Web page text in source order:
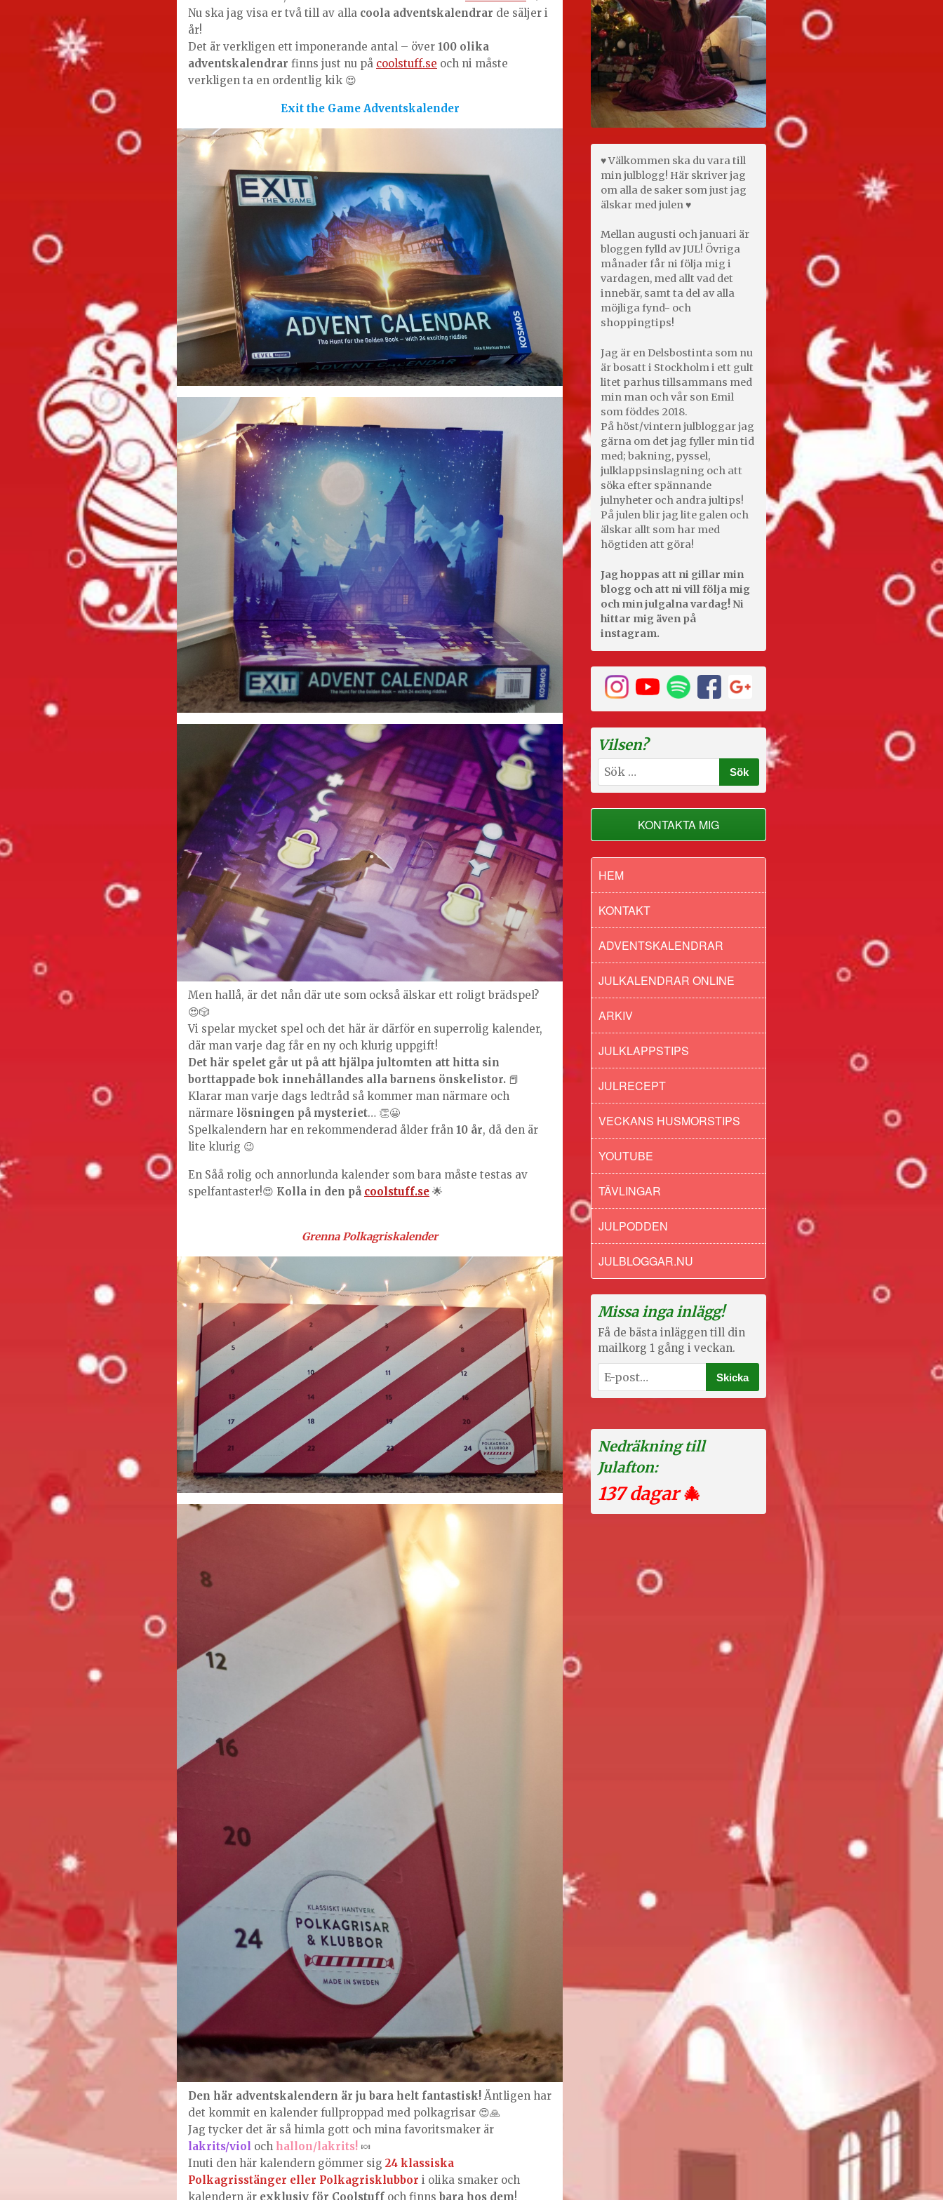
Nu ska jag visa er två till av alla coola adventskalendrar de säljer i
år!
Det är verkligen ett imponerande antal – över 100 olika
adventskalendrar finns just nu på coolstuff.se och ni måste
verkligen ta en ordentlig kik 😍
Exit the Game Adventskalender
Men hallå, är det nån där ute som också älskar ett roligt brädspel?
😍🎲
Vi spelar mycket spel och det här är därför en superrolig kalender,
där man varje dag får en ny och klurig uppgift!
Det här spelet går ut på att hjälpa jultomten att hitta sin
borttappade bok innehållandes alla barnens önskelistor. 📕
Klarar man varje dags ledtråd så kommer man närmare och
närmare lösningen på mysteriet… 👏😀
Spelkalendern har en rekommenderad ålder från 10 år, då den är
lite klurig 😉
En Såå rolig och annorlunda kalender som bara måste testas av
spelfantaster!😍 Kolla in den på coolstuff.se 🌟
Grenna Polkagriskalender
Den här adventskalendern är ju bara helt fantastisk!Äntligen har
det kommit en kalender fullproppad med polkagrisar 😍🙏
Jag tycker det är så himla gott och mina favoritsmaker är
lakrits/viol och hallon/lakrits! 🍬
Inuti den här kalendern gömmer sig 24 klassiska
Polkagrisstänger eller Polkagrisklubbor i olika smaker och
kalendern är exklusiv för Coolstuff och finns bara hos dem!
♥ Välkommen ska du vara till
min julblogg! Här skriver jag
om alla de saker som just jag
älskar med julen ♥
Mellan augusti och januari är
bloggen fylld av JUL! Övriga
månader får ni följa mig i
vardagen, med allt vad det
innebär, samt ta del av alla
möjliga fynd- och
shoppingtips!
Jag är en Delsbostinta som nu
är bosatt i Stockholm i ett gult
litet parhus tillsammans med
min man och vår son Emil
som föddes 2018.
På höst/vintern julbloggar jag
gärna om det jag fyller min tid
med; bakning, pyssel,
julklappsinslagning och att
söka efter spännande
julnyheter och andra jultips!
På julen blir jag lite galen och
älskar allt som har med
högtiden att göra!
Jag hoppas att ni gillar min
blogg och att ni vill följa mig
och min julgalna vardag! Ni
hittar mig även på
instagram.
Vilsen?
Sök
efter:
KONTAKTA MIG
HEM
KONTAKT
ADVENTSKALENDRAR
JULKALENDRAR ONLINE
ARKIV
JULKLAPPSTIPS
JULRECEPT
VECKANS HUSMORSTIPS
YOUTUBE
TÄVLINGAR
JULPODDEN
JULBLOGGAR.NU
Missa inga inlägg!
Få de bästa inläggen till din
mailkorg 1 gång i veckan.
Nedräkning till
Julafton:
137 dagar🎄